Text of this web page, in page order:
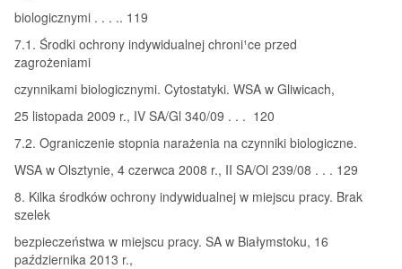
biologicznymi . . . .. 119
7.1. Środki ochrony indywidualnej chroni¹ce przed
zagrożeniami
czynnikami biologicznymi. Cytostatyki. WSA w Gliwicach,
25 listopada 2009 r., IV SA/Gl 340/09 . . . 120
7.2. Ograniczenie stopnia narażenia na czynniki biologiczne.
WSA w Olsztynie, 4 czerwca 2008 r., II SA/Ol 239/08 . . . 129
8. Kilka środków ochrony indywidualnej w miejscu pracy. Brak
szelek
bezpieczeństwa w miejscu pracy. SA w Białymstoku, 16
października 2013 r.,